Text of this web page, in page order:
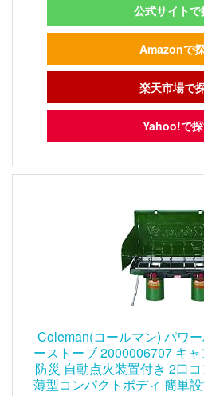
公式サイトで
Amazonで
楽天市場で
Yahoo!で
Coleman(コールマン) パワ
ーストーブ 2000006707 キ
防災 自動点火装置付き 2口
薄型コンパクトボディ 簡単設